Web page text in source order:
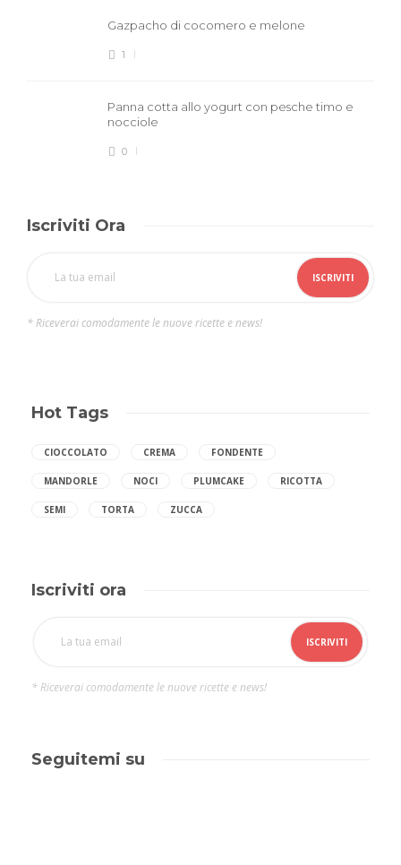
Gazpacho di cocomero e melone
1
Panna cotta allo yogurt con pesche timo e
nocciole
0
Iscriviti Ora
* Riceverai comodamente le nuove ricette e news!
Hot Tags
CIOCCOLATO CREMA FONDENTE
MANDORLE NOCI PLUMCAKE RICOTTA
SEMI TORTA ZUCCA
Iscriviti ora
* Riceverai comodamente le nuove ricette e news!
Seguitemi su